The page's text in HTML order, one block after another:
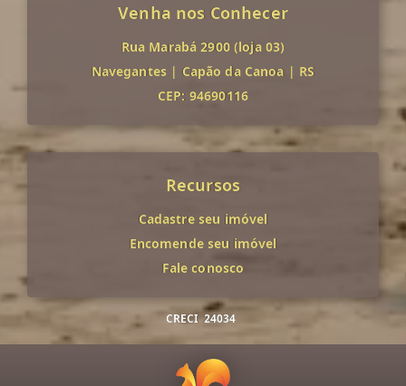
Venha nos Conhecer
Rua Marabá 2900 (loja 03)
Navegantes | Capão da Canoa | RS
CEP: 94690116
Recursos
Cadastre seu imóvel
Encomende seu imóvel
Fale conosco
CRECI 24034